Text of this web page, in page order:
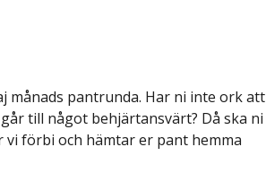
månads pantrunda. Har ni inte ork att
till något behjärtansvärt? Då ska ni
vi förbi och hämtar er pant hemma